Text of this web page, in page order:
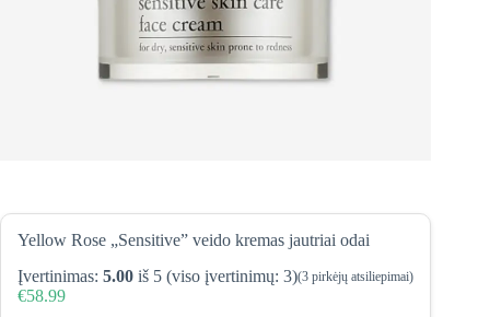
Yellow Rose „Sensitive” veido kremas jautriai odai
Įvertinimas: 5.00 iš 5 (viso įvertinimų: 3)(3 pirkėjų atsiliepimai)
€58.99